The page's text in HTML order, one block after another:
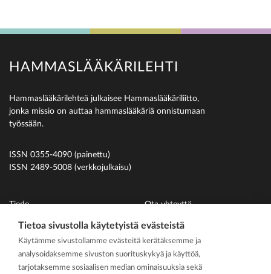
HAMMASLÄÄKÄRILEHTI
Hammaslääkärilehteä julkaisee Hammaslääkäriliitto,
jonka missio on auttaa hammaslääkäriä onnistumaan
työssään.
ISSN 0355-4090 (painettu)
ISSN 2489-5008 (verkkojulkaisu)
Tiede
Uutiset
Ihmiset
På svenska
Ota yhteyttä
Suomen Hammaslääkäriliitto
Tietoa sivustolla käytetyistä evästeistä
Käytämme sivustollamme evästeitä kerätäksemme ja
analysoidaksemme sivuston suorituskykyä ja käyttöä,
tarjotaksemme sosiaalisen median ominaisuuksia sekä